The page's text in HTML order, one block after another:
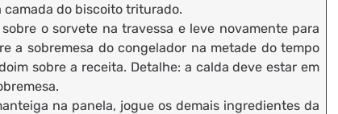
camada do biscoito triturado.
o sorvete na travessa e leve novamente para
a sobremesa do congelador na metade do tempo
sobre a receita. Detalhe: a calda deve estar em
na panela, jogue os demais ingredientes da